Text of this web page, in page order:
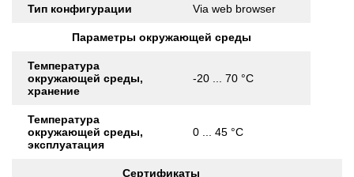
Тип конфигурации Via web browser
Параметры окружающей среды
Температура
окружающей среды,
хранение
-20 ... 70 °C
Температура
окружающей среды,
эксплуатация
0 ... 45 °C
Сертификаты